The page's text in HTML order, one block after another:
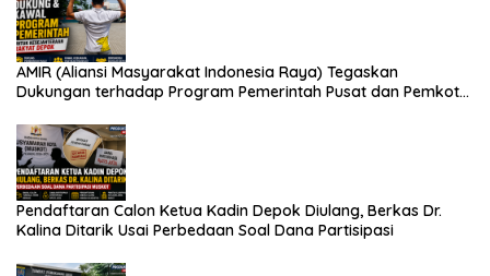
AMIR (Aliansi Masyarakat Indonesia Raya) Tegaskan
Dukungan terhadap Program Pemerintah Pusat dan Pemkot
Pendaftaran Calon Ketua Kadin Depok Diulang, Berkas Dr.
Kalina Ditarik Usai Perbedaan Soal Dana Partisipasi